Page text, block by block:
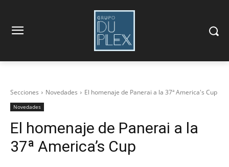
Secciones Novedades El homenaje de Panerai a la 37ª America's Cup
Novedades
El homenaje de Panerai a la
37ª America’s Cup